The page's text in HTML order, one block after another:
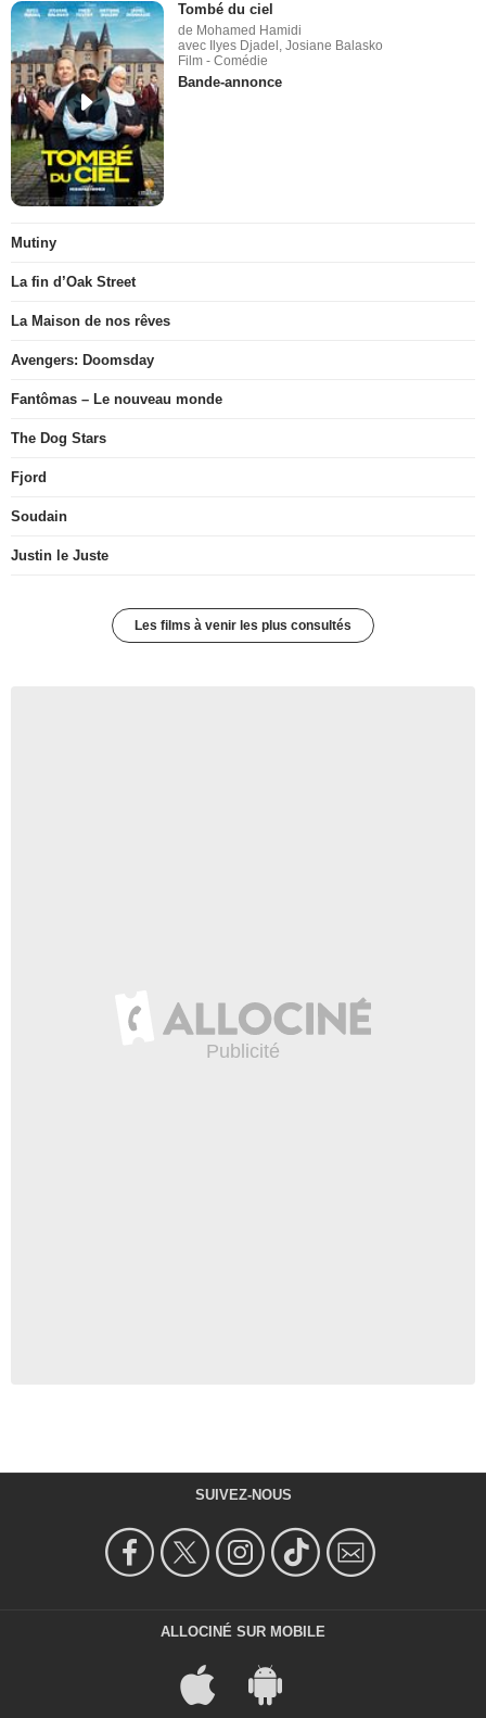
Tombé du ciel
de Mohamed Hamidi
avec Ilyes Djadel, Josiane Balasko
Film - Comédie
Bande-annonce
Mutiny
La fin d’Oak Street
La Maison de nos rêves
Avengers: Doomsday
Fantômas – Le nouveau monde
The Dog Stars
Fjord
Soudain
Justin le Juste
Les films à venir les plus consultés
SUIVEZ-NOUS
ALLOCINÉ SUR MOBILE